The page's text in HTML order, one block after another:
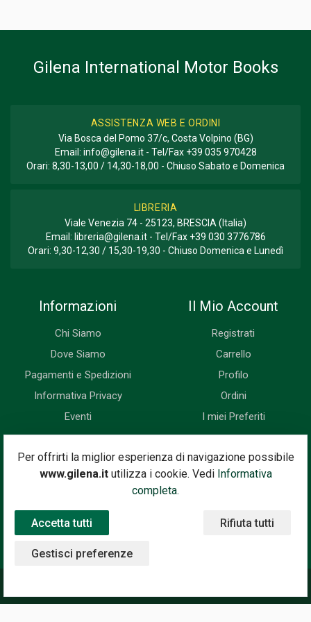
GENERE O COLLANA
Per offrirti la miglior esperienza di navigazione possibile
www.gilena.itutilizza i cookie. Vedi Informativa
completa.
Accetta tutti Rifiuta tutti
Gestisci preferenze
Gilena International Motor Books
ASSISTENZA WEB E ORDINI
Via Bosca del Pomo 37/c, Costa Volpino (BG)
Email: info@gilena.it- Tel/Fax +39 035 970428
Orari: 8,30-13,00 / 14,30-18,00 - Chiuso Sabato e Domenica
LIBRERIA
Viale Venezia 74 - 25123, BRESCIA (Italia)
Email: libreria@gilena.it- Tel/Fax +39 030 3776786
Orari: 9,30-12,30 / 15,30-19,30 - Chiuso Domenica e Lunedì
Informazioni
Chi Siamo
Dove Siamo
Pagamenti e Spedizioni
Informativa Privacy
Eventi
Il Mio Account
Registrati
Carrello
Profilo
Ordini
I miei Preferiti
Newsletter
Iscriviti subito alla nostra newsletter. Riceverai prima di tutti le
novità, le offerte, i prossimi eventi...
Indirizzo Email
Iscriviti